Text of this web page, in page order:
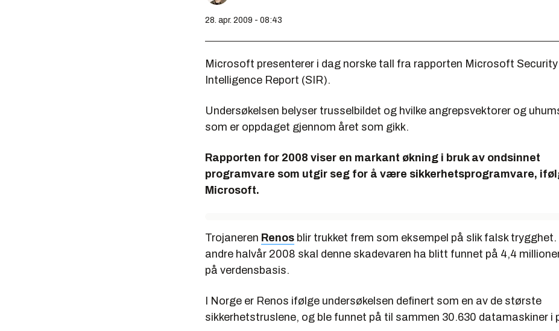
28. apr. 2009 - 08:43
Microsoft presenterer i dag norske tall fra rapporten Microsoft Security
Intelligence Report (SIR).
Undersøkelsen belyser trusselbildet og hvilke angrepsvektorer og
som er oppdaget gjennom året som gikk.
Rapporten for 2008 viser en markant økning i bruk av ondsinnet
programvare som utgir seg for å være sikkerhetsprogramvare,
Microsoft.
Trojaneren Renos blir trukket frem som eksempel på slik falsk trygghet.
andre halvår 2008 skal denne skadevaren ha blitt funnet på 4,4
på verdensbasis.
I Norge er Renos ifølge undersøkelsen definert som en av de største
sikkerhetstruslene, og ble funnet på til sammen 30.630 datamaskiner i